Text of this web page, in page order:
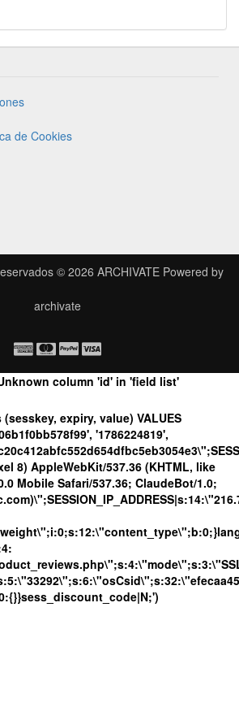
de Cookies
© 2026 ARCHIVATEPowered by
archivate
column 'id' in 'field list'
expiry, value) VALUES
'1786224819',
8) AppleWebKit/537.36 (KHTML, like
Mobile Safari/537.36; ClaudeBot/1.0;